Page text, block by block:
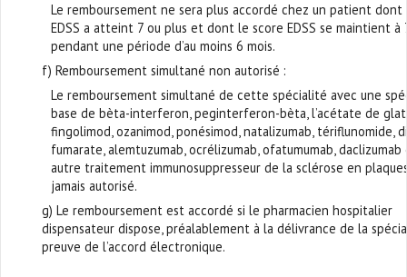
Le remboursement ne sera plus accordé chez un patient dont
EDSS a atteint 7 ou plus et dont le score EDSS se maintient à
pendant une période d’au moins 6 mois.
f) Remboursement simultané non autorisé :
Le remboursement simultané de cette spécialité avec une
base de bèta-interferon, peginterferon-bèta, l’acétate de
fingolimod, ozanimod, ponésimod, natalizumab, tériflunomide,
fumarate, alemtuzumab, ocrélizumab, ofatumumab, daclizumab
autre traitement immunosuppresseur de la sclérose en
jamais autorisé.
g) Le remboursement est accordé si le pharmacien hospitalier
dispensateur dispose, préalablement à la délivrance de la
preuve de l’accord électronique.